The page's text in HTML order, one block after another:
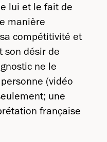
lui et le fait de
manière
compétitivité et
son désir de
ne le
(vidéo
une
française